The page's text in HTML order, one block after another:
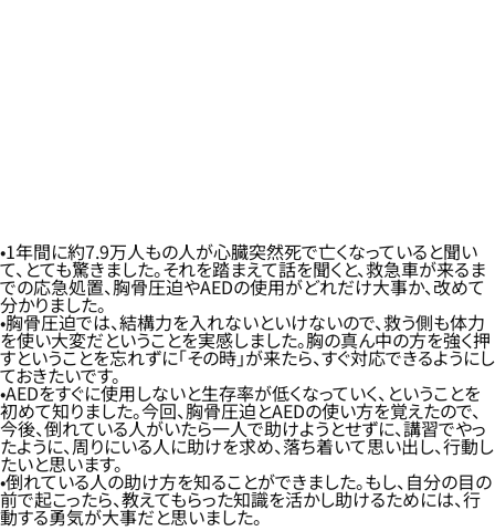
1年間に約7.9万人もの人が心臓突然死で亡くなっていると聞い
て、とても驚きました。それを踏まえて話を聞くと、救急車が来るま
での応急処置、胸骨圧迫やAEDの使用がどれだけ大事か、改めて
分かりました。
胸骨圧迫では、結構力を入れないといけないので、救う側も体力
を使い大変だということを実感しました。胸の真ん中の方を強く押
すということを忘れずに「その時」が来たら、すぐ対応できるようにし
ておきたいです。
AEDをすぐに使用しないと生存率が低くなっていく、ということを
初めて知りました。今回、胸骨圧迫とAEDの使い方を覚えたので、
今後、倒れている人がいたら一人で助けようとせずに、講習でやっ
たように、周りにいる人に助けを求め、落ち着いて思い出し、行動し
たいと思います。
倒れている人の助け方を知ることができました。もし、自分の目の
前で起こったら、教えてもらった知識を活かし助けるためには、行
動する勇気が大事だと思いました。